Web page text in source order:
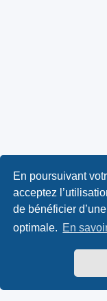
En poursuivant
acceptez
de bénéficier
optimale. En